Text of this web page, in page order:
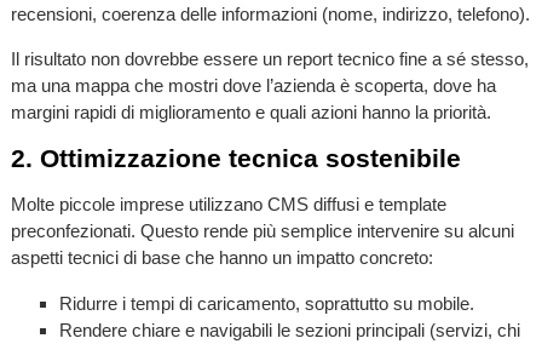
recensioni, coerenza delle informazioni (nome, indirizzo, telefono).
Il risultato non dovrebbe essere un report tecnico fine a sé stesso,
ma una mappa che mostri dove l’azienda è scoperta, dove ha
margini rapidi di miglioramento e quali azioni hanno la priorità.
2. Ottimizzazione tecnica sostenibile
Molte piccole imprese utilizzano CMS diffusi e template
preconfezionati. Questo rende più semplice intervenire su alcuni
aspetti tecnici di base che hanno un impatto concreto:
Ridurre i tempi di caricamento, soprattutto su mobile.
Rendere chiare e navigabili le sezioni principali (servizi, chi